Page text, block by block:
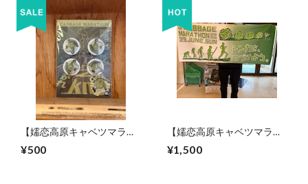
【嬬恋高原キャベツマラソ
ン公式グッズ】オリジナル
ゼッケン留め2025
¥500
【嬬恋高原キャベツマラソ
ン公式グッズ】オリジナル
タオル2025
¥1,500